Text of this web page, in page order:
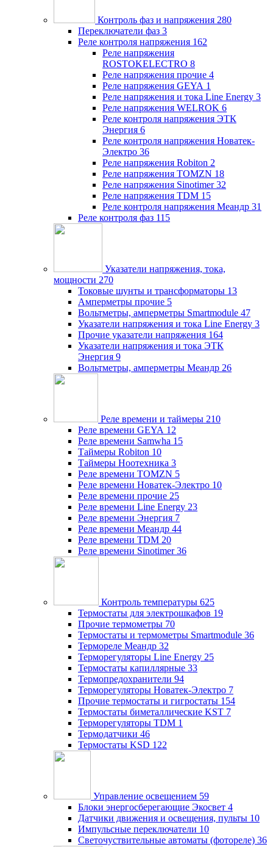
Контроль фаз и напряжения 280
Переключатели фаз 3
Реле контроля напряжения 162
Реле напряжения
ROSTOKELECTRO 8
Реле напряжения прочие 4
Реле напряжения GEYA 1
Реле напряжения и тока Line Energy 3
Реле напряжения WELROK 6
Реле контроля напряжения ЭТК
Энергия 6
Реле контроля напряжения Новатек-
Электро 36
Реле напряжения Robiton 2
Реле напряжения TOMZN 18
Реле напряжения Sinotimer 32
Реле напряжения TDM 15
Реле контроля напряжения Меандр 31
Реле контроля фаз 115
Указатели напряжения, тока,
мощности 270
Токовые шунты и трансформаторы 13
Амперметры прочие 5
Вольтметры, амперметры Smartmodule 47
Указатели напряжения и тока Line Energy 3
Прочие указатели напряжения 164
Указатели напряжения и тока ЭТК
Энергия 9
Вольтметры, амперметры Меандр 26
Реле времени и таймеры 210
Реле времени GEYA 12
Реле времени Samwha 15
Таймеры Robiton 10
Таймеры Ноотехника 3
Реле времени TOMZN 5
Реле времени Новатек-Электро 10
Реле времени прочие 25
Реле времени Line Energy 23
Реле времени Энергия 7
Реле времени Меандр 44
Реле времени TDM 20
Реле времени Sinotimer 36
Контроль температуры 625
Термостаты для электрошкафов 19
Прочие термометры 70
Термостаты и термометры Smartmodule 36
Термореле Меандр 32
Терморегуляторы Line Energy 25
Термостаты капиллярные 33
Термопредохранители 94
Терморегуляторы Новатек-Электро 7
Прочие термостаты и гигростаты 154
Термостаты биметаллические KST 7
Терморегуляторы TDM 1
Термодатчики 46
Термостаты KSD 122
Управление освещением 59
Блоки энергосберегающие Экосвет 4
Датчики движения и освещения, пульты 10
Импульсные переключатели 10
Светочуствительные автоматы (фотореле) 36